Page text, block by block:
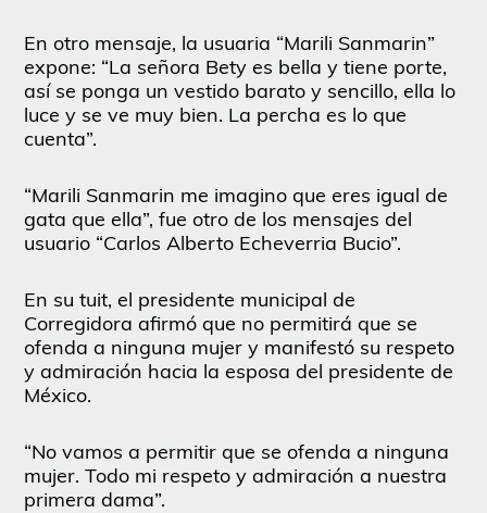
En otro mensaje, la usuaria “Marili Sanmarin”
expone: “La señora Bety es bella y tiene porte,
así se ponga un vestido barato y sencillo, ella lo
luce y se ve muy bien. La percha es lo que
cuenta”.
“Marili Sanmarin me imagino que eres igual de
gata que ella”, fue otro de los mensajes del
usuario “Carlos Alberto Echeverria Bucio”.
En su tuit, el presidente municipal de
Corregidora afirmó que no permitirá que se
ofenda a ninguna mujer y manifestó su respeto
y admiración hacia la esposa del presidente de
México.
“No vamos a permitir que se ofenda a ninguna
mujer. Todo mi respeto y admiración a nuestra
primera dama”.